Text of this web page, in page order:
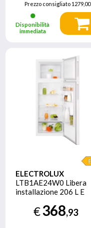
Prezzo consigliato1279,00
Disponibilità
immediata
ELECTROLUX
LTB1AE24W0 Libera
installazione 206 L E
€368,93